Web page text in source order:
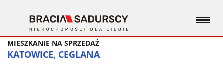
KATOWICE, CEGLANA
MIESZKANIE NA SPRZEDAŻ